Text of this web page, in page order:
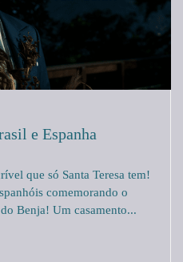
e Espanha
que só Santa Teresa tem!
comemorando o
Benja! Um casamento...